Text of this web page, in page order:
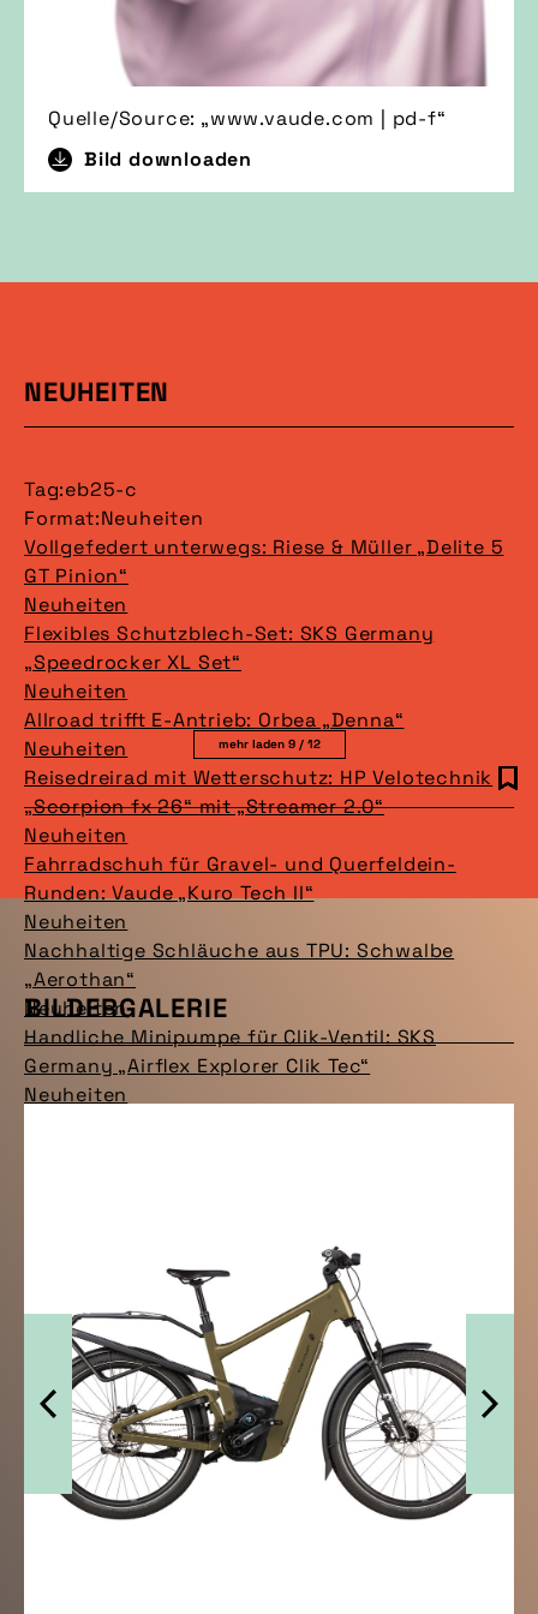
Quelle/Source: „www.vaude.com | pd-f“
Bild downloaden
NEUHEITEN
Tag:eb25-c
Format:Neuheiten
Vollgefedert unterwegs: Riese & Müller „Delite 5
GT Pinion“
Neuheiten
Flexibles Schutzblech-Set: SKS Germany
„Speedrocker XL Set“
Neuheiten
Allroad trifft E-Antrieb: Orbea „Denna“
Neuheiten
Reisedreirad mit Wetterschutz: HP Velotechnik
„Scorpion fx 26“ mit „Streamer 2.0“
Neuheiten
Fahrradschuh für Gravel- und Querfeldein-
Runden: Vaude „Kuro Tech II“
Neuheiten
Nachhaltige Schläuche aus TPU: Schwalbe
„Aerothan“
Neuheiten
Handliche Minipumpe für Clik-Ventil: SKS
Germany „Airflex Explorer Clik Tec“
Neuheiten
mehr laden 9 / 12
BILDERGALERIE